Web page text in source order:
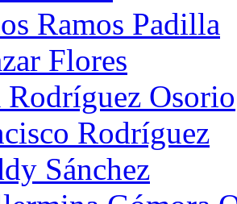
Ramos Padilla
Flores
Rodríguez Osorio
Rodríguez
Sánchez